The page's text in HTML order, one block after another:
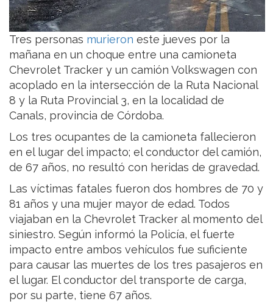
Tres personas murieron este jueves por la
mañana en un choque entre una camioneta
Chevrolet Tracker y un camión Volkswagen con
acoplado en la intersección de la Ruta Nacional
8 y la Ruta Provincial 3, en la localidad de
Canals, provincia de Córdoba.
Los tres ocupantes de la camioneta fallecieron
en el lugar del impacto; el conductor del camión,
de 67 años, no resultó con heridas de gravedad.
Las víctimas fatales fueron dos hombres de 70 y
81 años y una mujer mayor de edad. Todos
viajaban en la Chevrolet Tracker al momento del
siniestro. Según informó la Policía, el fuerte
impacto entre ambos vehículos fue suficiente
para causar las muertes de los tres pasajeros en
el lugar. El conductor del transporte de carga,
por su parte, tiene 67 años.